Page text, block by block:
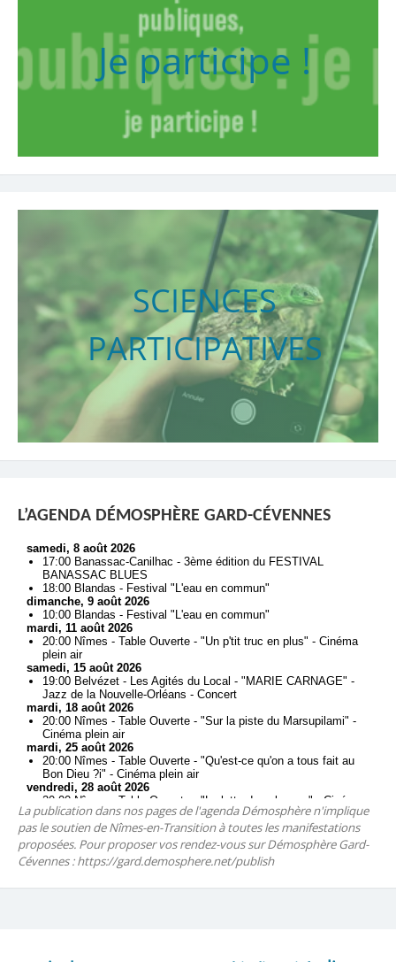
Je participe !
SCIENCES
PARTICIPATIVES
L’AGENDA DÉMOSPHÈRE GARD-CÉVENNES
La publication dans nos pages de l'agenda Démosphère n'implique
pas le soutien de Nîmes-en-Transition à toutes les manifestations
proposées. Pour proposer vos rendez-vous sur Démosphère Gard-
Cévennes : https://gard.demosphere.net/publish